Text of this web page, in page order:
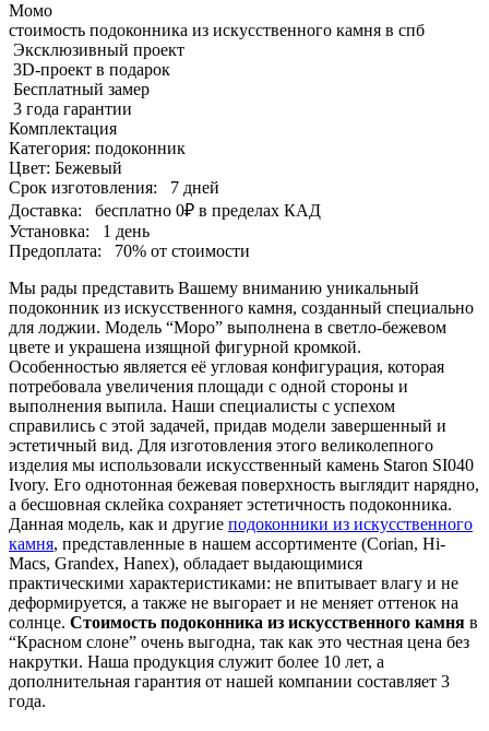
Момо
стоимость подоконника из искусственного камня в спб
Эксклюзивный проект
3D-проект в подарок
Бесплатный замер
3 года гарантии
Комплектация
Категория: подоконник
Цвет: Бежевый
Срок изготовления:
7 дней
Доставка:
бесплатно 0₽ в пределах КАД
Установка:
1 день
Предоплата:
70% от стоимости
Мы рады представить Вашему вниманию уникальный
подоконник из искусственного камня, созданный специально
для лоджии. Модель “Моро” выполнена в светло-бежевом
цвете и украшена изящной фигурной кромкой.
Особенностью является её угловая конфигурация, которая
потребовала увеличения площади с одной стороны и
выполнения выпила. Наши специалисты с успехом
справились с этой задачей, придав модели завершенный и
эстетичный вид. Для изготовления этого великолепного
изделия мы использовали искусственный камень Staron SI040
Ivory. Его однотонная бежевая поверхность выглядит нарядно,
а бесшовная склейка сохраняет эстетичность подоконника.
Данная модель, как и другие подоконники из искусственного
камня, представленные в нашем ассортименте (Corian, Hi-
Macs, Grandex, Hanex), обладает выдающимися
практическими характеристиками: не впитывает влагу и не
деформируется, а также не выгорает и не меняет оттенок на
солнце. Стоимость подоконника из искусственного камня в
“Красном слоне” очень выгодна, так как это честная цена без
накрутки. Наша продукция служит более 10 лет, а
дополнительная гарантия от нашей компании составляет 3
года.